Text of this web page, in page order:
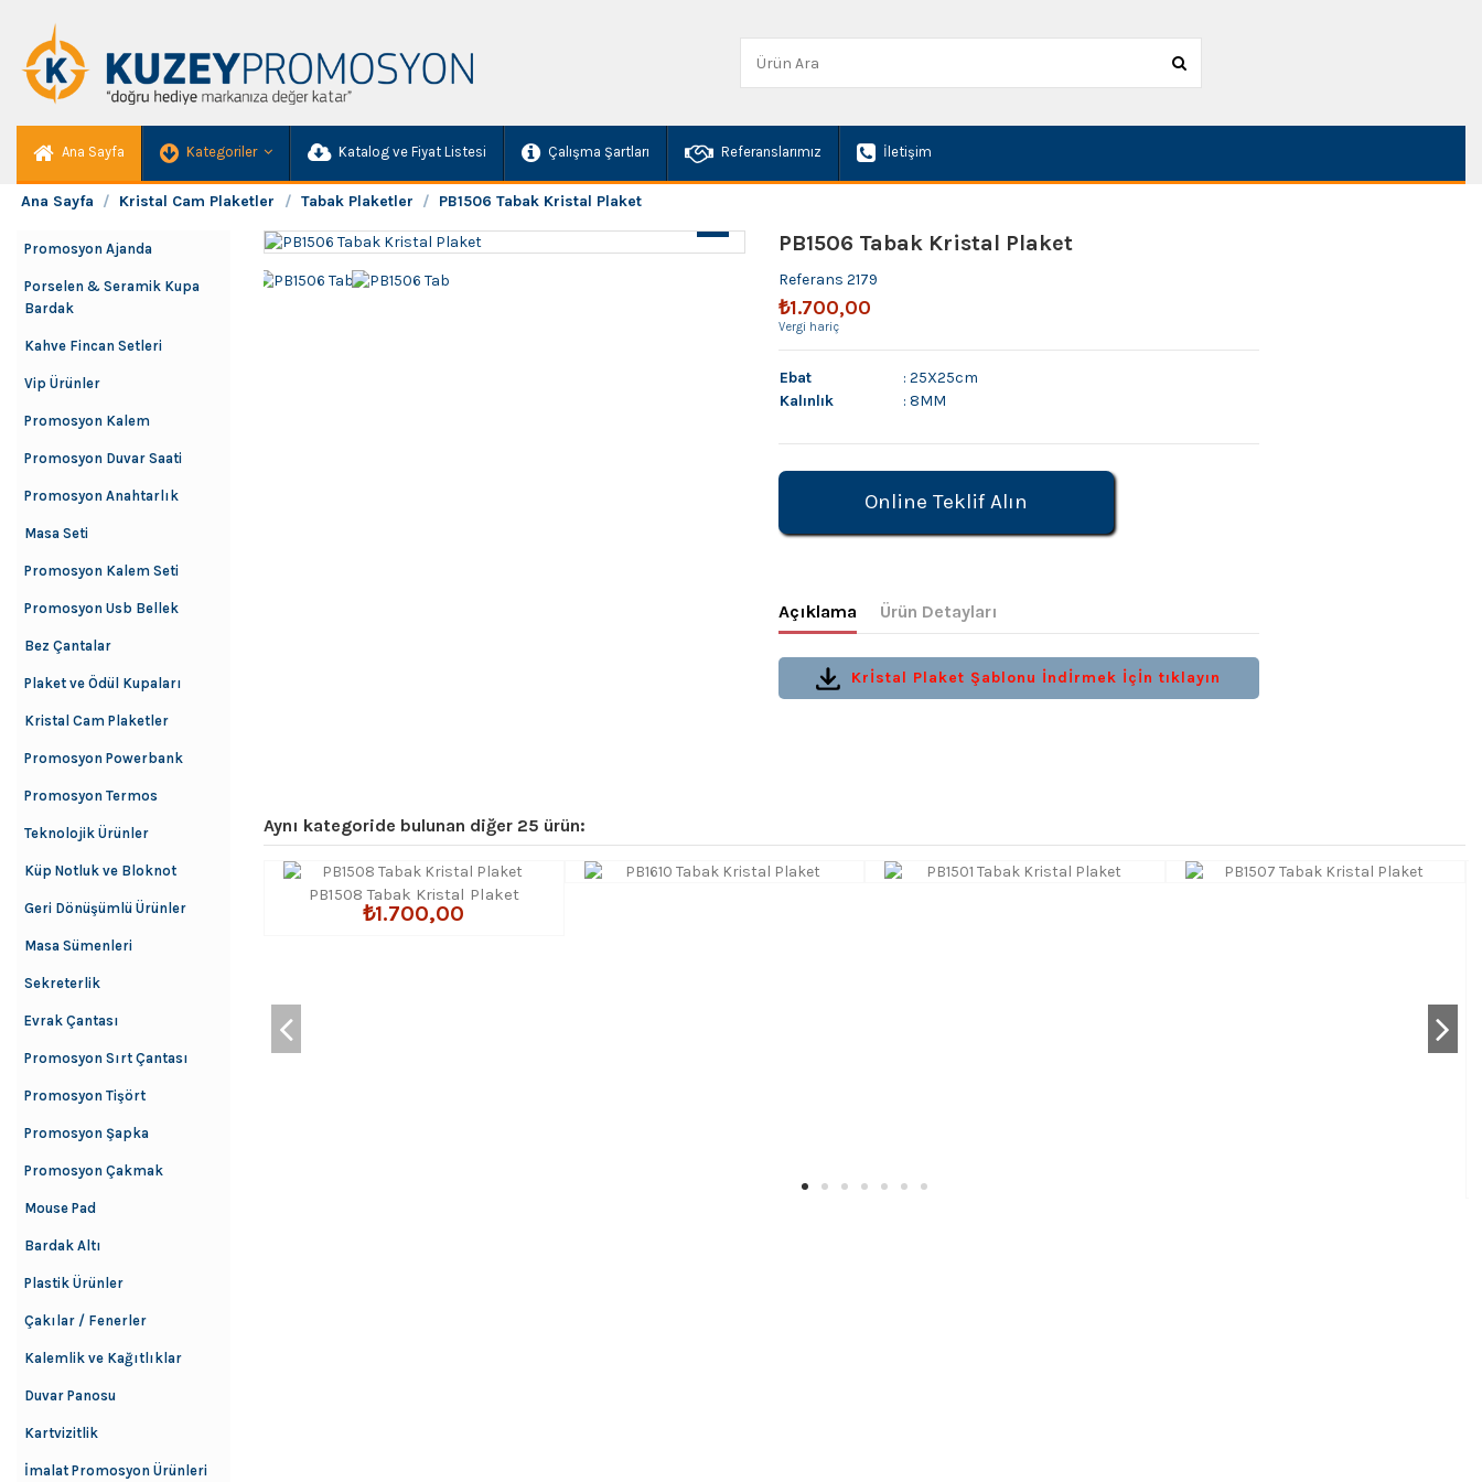
Ana Sayfa Kategoriler Katalog ve Fiyat Listesi Çalışma Şartları Referanslarımız İletişim
Ana Sayfa Kristal Cam Plaketler Tabak Plaketler PB1506 Tabak Kristal Plaket
PB1506 Tabak Kristal Plaket
Referans 2179
₺1.700,00
Vergi hariç
Ebat
: 25X25cm
Kalınlık
: 8MM
Online Teklif Alın
Açıklama Ürün Detayları
Krİstal Plaket Şablonu İndİrmek İçİn tıklayın
Aynı kategoride bulunan diğer 25 ürün:
PB1508 Tabak Kristal Plaket
₺1.700,00
Promosyon Ajanda
Porselen & Seramik Kupa
Bardak
Kahve Fincan Setleri
Vip Ürünler
Promosyon Kalem
Promosyon Duvar Saati
Promosyon Anahtarlık
Masa Seti
Promosyon Kalem Seti
Promosyon Usb Bellek
Bez Çantalar
Plaket ve Ödül Kupaları
Kristal Cam Plaketler
Promosyon Powerbank
Promosyon Termos
Teknolojik Ürünler
Küp Notluk ve Bloknot
Geri Dönüşümlü Ürünler
Masa Sümenleri
Sekreterlik
Evrak Çantası
Promosyon Sırt Çantası
Promosyon Tişört
Promosyon Şapka
Promosyon Çakmak
Mouse Pad
Bardak Altı
Plastik Ürünler
Çakılar / Fenerler
Kalemlik ve Kağıtlıklar
Duvar Panosu
Kartvizitlik
İmalat Promosyon Ürünleri